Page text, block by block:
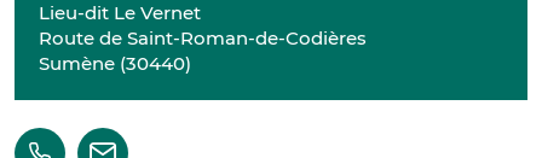
Lieu-dit Le Vernet
Route de Saint-Roman-de-Codières
Sumène (30440)